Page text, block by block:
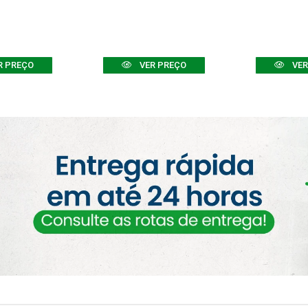
PREÇO VER PREÇO